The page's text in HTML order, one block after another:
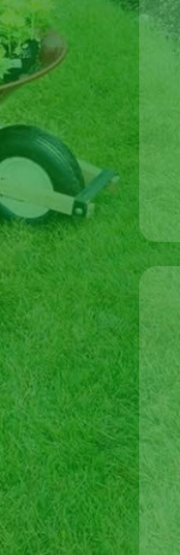
de
que d'un